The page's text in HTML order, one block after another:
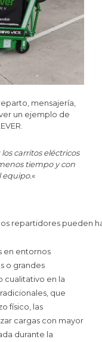
mensajería,
un ejemplo de
carritos eléctricos
tiempo y con
equipo.«
repartidores pueden
en entornos
o grandes
cualitativo en la
que
físico, las
cargas con mayor
durante la